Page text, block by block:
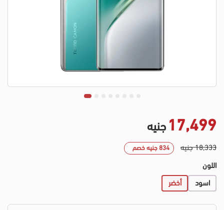
17,499 جنيه
18,333 جنيه 834 جنيه خصم
اللون
اسود
أخضر